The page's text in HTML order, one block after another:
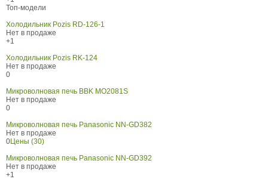
Топ-модели
Холодильник Pozis RD-126-1
Нет в продаже
+1
Холодильник Pozis RK-124
Нет в продаже
0
Микроволновая печь BBK MO2081S
Нет в продаже
0
Микроволновая печь Panasonic NN-GD382
Нет в продаже
0Цены (30)
Микроволновая печь Panasonic NN-GD392
Нет в продаже
+1